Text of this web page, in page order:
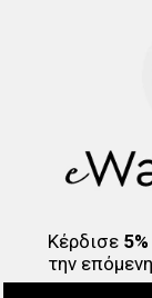
Κέρδισε
την